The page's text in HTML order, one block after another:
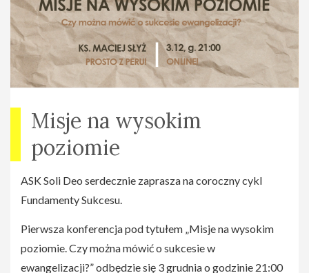
Misje na wysokim
poziomie
ASK Soli Deo serdecznie zaprasza na coroczny cykl
Fundamenty Sukcesu.
Pierwsza konferencja pod tytułem „Misje na wysokim
poziomie. Czy można mówić o sukcesie w
ewangelizacji?” odbędzie się 3 grudnia o godzinie 21:00